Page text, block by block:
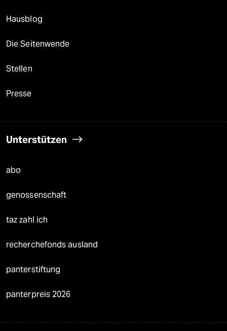
Hausblog
Die Seitenwende
Stellen
Presse
Unterstützen
abo
genossenschaft
taz zahl ich
recherchefonds ausland
panterstiftung
panterpreis 2026